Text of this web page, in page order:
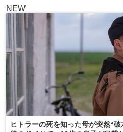
NEW
ヒトラーの死を知った母が突然“